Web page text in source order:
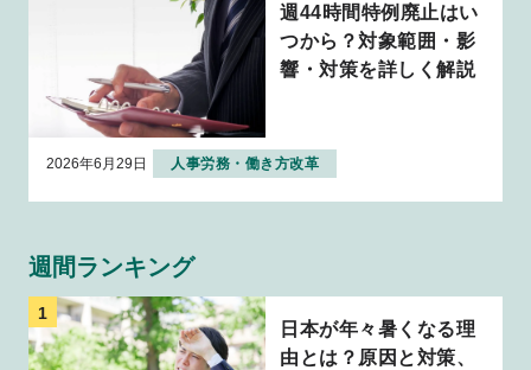
週44時間特例廃止はい
つから？対象範囲・影
響・対策を詳しく解説
2026年6月29日 人事労務・働き方改革
週間ランキング
日本が年々暑くなる理
由とは？原因と対策、